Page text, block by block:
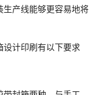
生产线能够更容易地将
计印刷有以下要求